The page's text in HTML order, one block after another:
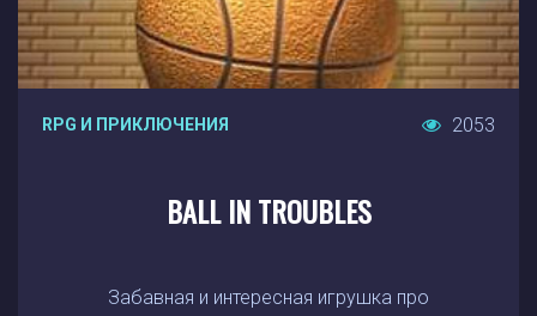
RPG И ПРИКЛЮЧЕНИЯ 2053
BALL IN TROUBLES
Забавная и интересная игрушка про